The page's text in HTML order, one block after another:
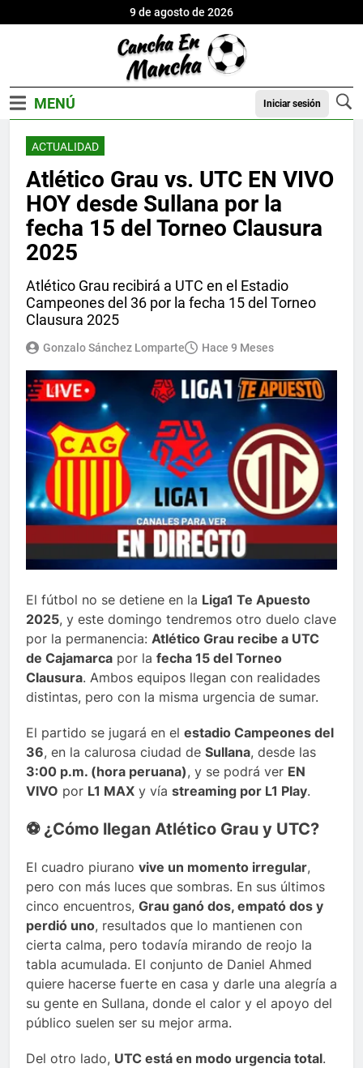
9 de agosto de 2026
Iniciar sesión
ACTUALIDAD
Atlético Grau vs. UTC EN VIVO
HOY desde Sullana por la
fecha 15 del Torneo Clausura
2025
Atlético Grau recibirá a UTC en el Estadio
Campeones del 36 por la fecha 15 del Torneo
Clausura 2025
Gonzalo Sánchez Lomparte Hace 9 Meses
El fútbol no se detiene en la Liga1 Te Apuesto
2025, y este domingo tendremos otro duelo clave
por la permanencia: Atlético Grau recibe a UTC
de Cajamarca por la fecha 15 del Torneo
Clausura. Ambos equipos llegan con realidades
distintas, pero con la misma urgencia de sumar.
El partido se jugará en el estadio Campeones del
36, en la calurosa ciudad de Sullana, desde las
3:00 p.m. (hora peruana), y se podrá ver EN
VIVO por L1 MAX y vía streaming por L1 Play.
⚽️ ¿Cómo llegan Atlético Grau y UTC?
El cuadro piurano vive un momento irregular,
pero con más luces que sombras. En sus últimos
cinco encuentros, Grau ganó dos, empató dos y
perdió uno, resultados que lo mantienen con
cierta calma, pero todavía mirando de reojo la
tabla acumulada. El conjunto de Daniel Ahmed
quiere hacerse fuerte en casa y darle una alegría a
su gente en Sullana, donde el calor y el apoyo del
público suelen ser su mejor arma.
Del otro lado, UTC está en modo urgencia total.